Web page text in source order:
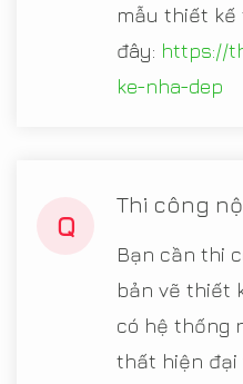
mẫu thiết kế
đây: https://
ke-nha-dep
Q
Thi công
Bạn cần thi
bản vẽ thiết
có hệ thống
thất hiện đại